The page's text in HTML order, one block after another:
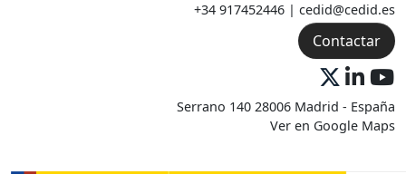
+34 917452446 | cedid@cedid.es
Contactar
Serrano 140 28006 Madrid - España
Ver en Google Maps